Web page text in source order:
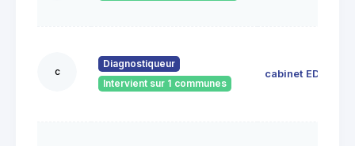
c
Diagnostiqueur
Intervient sur 1 communes
cabinet EDIL